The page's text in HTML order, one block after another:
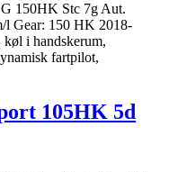
150HK Stc 7g Aut.
l Gear: 150 HK 2018-
køl i handskerum,
fartpilot,
105HK 5d